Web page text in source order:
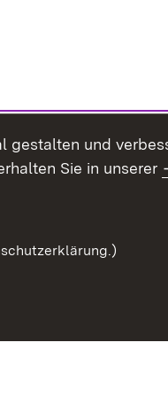
gestalten und
Sie in unserer